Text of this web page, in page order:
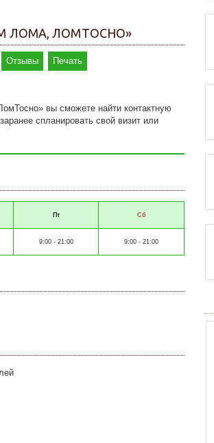
ЛОМА, ЛОМТОСНО»
Отзывы Печать
вы сможете найти контактную
спланировать свой визит или
Пт Сб
9:00 - 21:00 9:00 - 21:00